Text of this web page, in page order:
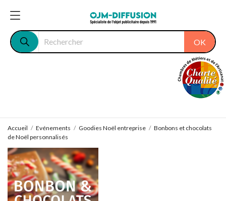
OK
Accueil Evénements Goodies Noël entreprise
Bonbons et chocolats
de Noël personnalisés